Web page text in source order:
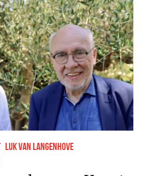
Luk van Langenhove